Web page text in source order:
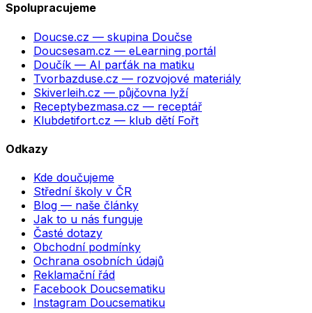
Spolupracujeme
Doucse.cz — skupina Doučse
Doucsesam.cz — eLearning portál
Doučík — AI parťák na matiku
Tvorbazduse.cz — rozvojové materiály
Skiverleih.cz — půjčovna lyží
Receptybezmasa.cz — receptář
Klubdetifort.cz — klub dětí Fořt
Odkazy
Kde doučujeme
Střední školy v ČR
Blog — naše články
Jak to u nás funguje
Časté dotazy
Obchodní podmínky
Ochrana osobních údajů
Reklamační řád
Facebook Doucsematiku
Instagram Doucsematiku